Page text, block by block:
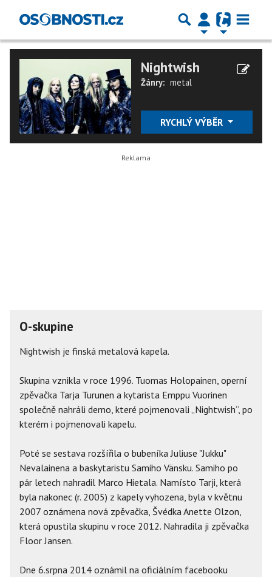
Nightwish
Žánry: metal
RYCHLÝ VÝBĚR
O-skupine
Nightwish je finská metalová kapela.
Skupina vznikla v roce 1996. Tuomas Holopainen, operní
zpěvačka Tarja Turunen a kytarista Emppu Vuorinen
společně nahráli demo, které pojmenovali „Nightwish“, po
kterém i pojmenovali kapelu.
Poté se sestava rozšířila o bubeníka Juliuse "Jukku"
Nevalainena a baskytaristu Samiho Vänsku. Samiho po
pár letech nahradil Marco Hietala. Namísto Tarji, která
byla nakonec (r. 2005) z kapely vyhozena, byla v květnu
2007 oznámena nová zpěvačka, Švédka Anette Olzon,
která opustila skupinu v roce 2012. Nahradila ji zpěvačka
Floor Jansen.
Dne 6.srpna 2014 oznámil na oficiálním facebooku